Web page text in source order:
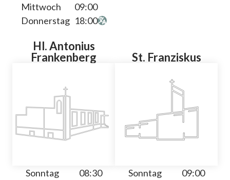
Mittwoch
09:00
Donnerstag 18:00
Hl. Antonius
Frankenberg
Sonntag 08:30
St. Franziskus
Sonntag
09:00